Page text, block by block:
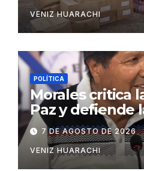
VENIZ HUARACHI
POLÍTICA
Morales critica
Paz y defiende
7 DE AGOSTO DE 2026
VENIZ HUARACHI